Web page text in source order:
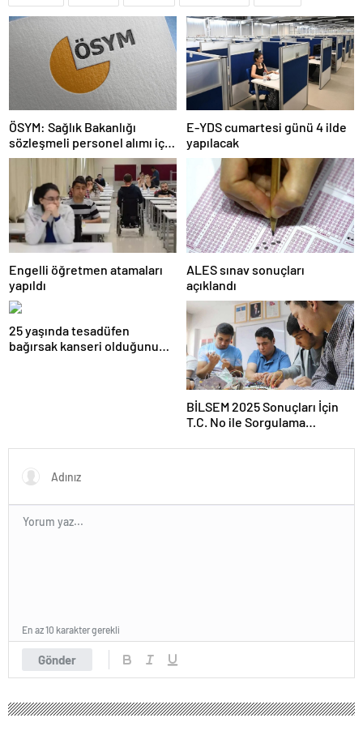
ÖSYM: Sağlık Bakanlığı
sözleşmeli personel alımı için
tercihler başladı
E-YDS cumartesi günü 4 ilde
yapılacak
Engelli öğretmen atamaları
yapıldı
ALES sınav sonuçları
açıklandı
25 yaşında tesadüfen
bağırsak kanseri olduğunu
BİLSEM 2025 Sonuçları İçin
T.C. No ile Sorgulama
Gönder
En az 10 karakter gerekli